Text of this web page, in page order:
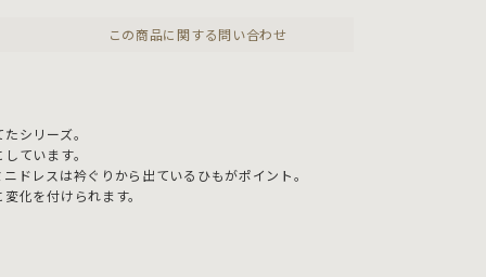
この商品に関する問い合わせ
シリーズ。
ています。
ドレスは衿ぐりから出ているひもがポイント。
化を付けられます。